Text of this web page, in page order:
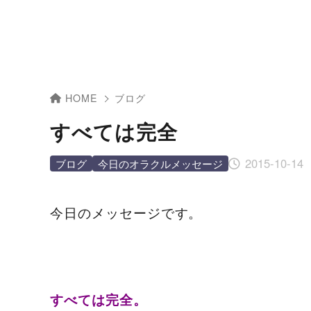
HOME ブログ
すべては完全
2015-10-14
ブログ 今日のオラクルメッセージ
今日のメッセージです。
すべては完全。